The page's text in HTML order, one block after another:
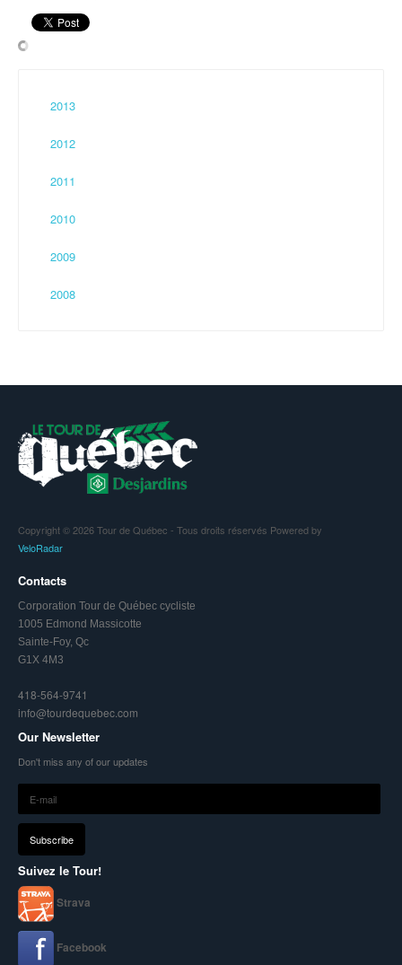
2013
2012
2011
2010
2009
2008
Copyright © 2026 Tour de Québec - Tous droits réservés Powered by
VeloRadar
Contacts
Corporation Tour de Québec cycliste
1005 Edmond Massicotte
Sainte-Foy, Qc
G1X 4M3
418-564-9741
info@tourdequebec.com
Our Newsletter
Don't miss any of our updates
Suivez le Tour!
Strava
Facebook